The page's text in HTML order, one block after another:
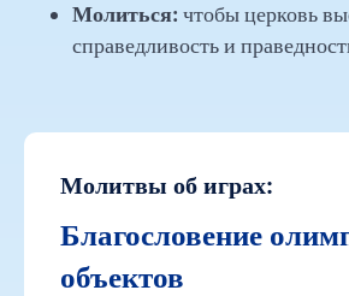
Молиться: чтобы церковь
справедливость и
Молитвы об играх:
Благословение
объектов